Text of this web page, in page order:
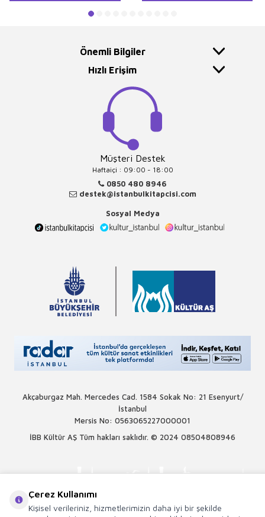
Önemli Bilgiler
Hızlı Erişim
Müşteri Destek
Haftaiçi : 09:00 - 18:00
0850 480 8946
destek@istanbulkitapcisi.com
Sosyal Medya
Akçaburgaz Mah. Mercedes Cad. 1584 Sokak No: 21 Esenyurt/
İstanbul
Mersis No: 0563065227000001
İBB Kültür AŞ Tüm hakları saklıdır. © 2024 08504808946
Çerez Kullanımı
Kişisel verileriniz, hizmetlerimizin daha iyi bir şekilde